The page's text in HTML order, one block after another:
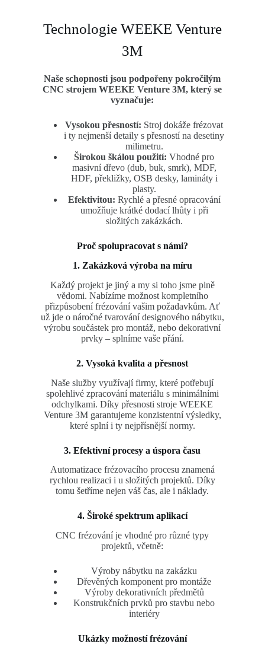
Technologie WEEKE Venture
3M
Naše schopnosti jsou podpořeny pokročilým
CNC strojem WEEKE Venture 3M, který se
vyznačuje:
Vysokou přesností: Stroj dokáže frézovat
i ty nejmenší detaily s přesností na desetiny
milimetru.
Širokou škálou použití: Vhodné pro
masivní dřevo (dub, buk, smrk), MDF,
HDF, překližky, OSB desky, lamináty i
plasty.
Efektivitou: Rychlé a přesné opracování
umožňuje krátké dodací lhůty i při
složitých zakázkách.
Proč spolupracovat s námi?
1. Zakázková výroba na míru
Každý projekt je jiný a my si toho jsme plně
vědomi. Nabízíme možnost kompletního
přizpůsobení frézování vašim požadavkům. Ať
už jde o náročné tvarování designového nábytku,
výrobu součástek pro montáž, nebo dekorativní
prvky – splníme vaše přání.
2. Vysoká kvalita a přesnost
Naše služby využívají firmy, které potřebují
spolehlivé zpracování materiálu s minimálními
odchylkami. Díky přesnosti stroje WEEKE
Venture 3M garantujeme konzistentní výsledky,
které splní i ty nejpřísnější normy.
3. Efektivní procesy a úspora času
Automatizace frézovacího procesu znamená
rychlou realizaci i u složitých projektů. Díky
tomu šetříme nejen váš čas, ale i náklady.
4. Široké spektrum aplikací
CNC frézování je vhodné pro různé typy
projektů, včetně:
Výroby nábytku na zakázku
Dřevěných komponent pro montáže
Výroby dekorativních předmětů
Konstrukčních prvků pro stavbu nebo
interiéry
Ukázky možností frézování